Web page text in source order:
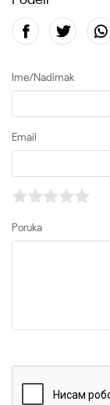
Ime/Nadimak
Email
Poruka